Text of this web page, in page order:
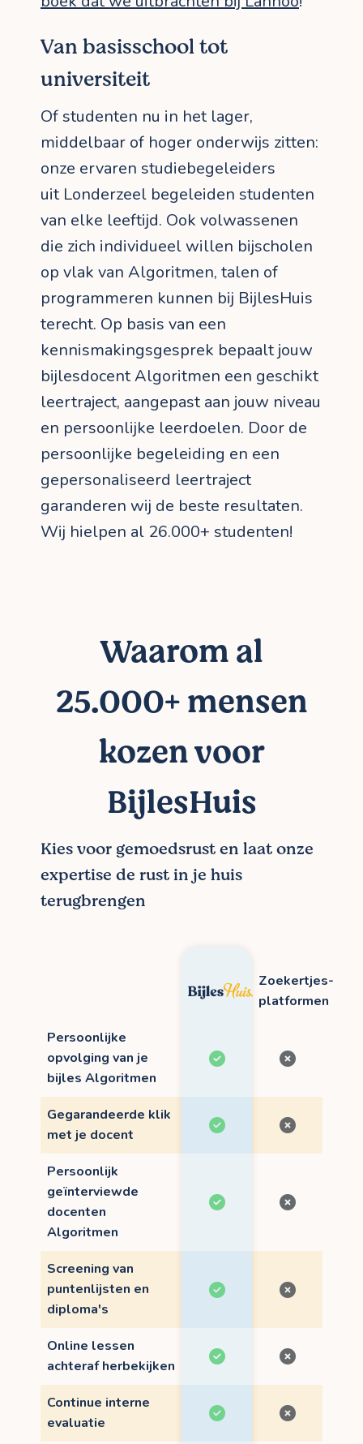
Van basisschool tot
universiteit
Of studenten nu in het lager,
middelbaar of hoger onderwijs zitten:
onze ervaren studiebegeleiders
uit Londerzeel begeleiden studenten
van elke leeftijd. Ook volwassenen
die zich individueel willen bijscholen
op vlak van Algoritmen, talen of
programmeren kunnen bij BijlesHuis
terecht. Op basis van een
kennismakingsgesprek bepaalt jouw
bijlesdocent Algoritmen een geschikt
leertraject, aangepast aan jouw niveau
en persoonlijke leerdoelen. Door de
persoonlijke begeleiding en een
gepersonaliseerd leertraject
garanderen wij de beste resultaten.
Wij hielpen al 26.000+ studenten!
Waarom al
25.000+ mensen
kozen voor
BijlesHuis
Kies voor gemoedsrust en laat onze
expertise de rust in je huis
terugbrengen
Zoekertjes-
platformen
Persoonlijke
opvolging van je
bijles Algoritmen
Gegarandeerde klik
met je docent
Persoonlijk
geïnterviewde
docenten
Algoritmen
Screening van
puntenlijsten en
diploma's
Online lessen
achteraf herbekijken
Continue interne
evaluatie